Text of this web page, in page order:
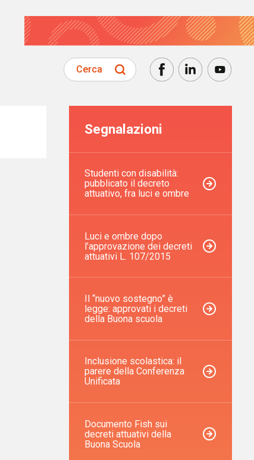
Cerca
Segnalazioni
Studenti con disabilità:
pubblicato il decreto
attuativo, fra luci e ombre
Luci e ombre dopo
l’approvazione dei decreti
attuativi L. 107/2015
Il “nuovo sostegno” è
legge: approvati i decreti
della Buona scuola
Inclusione scolastica: il
parere della Conferenza
Unificata
Documento Fish sui
decreti attuativi della
Buona Scuola